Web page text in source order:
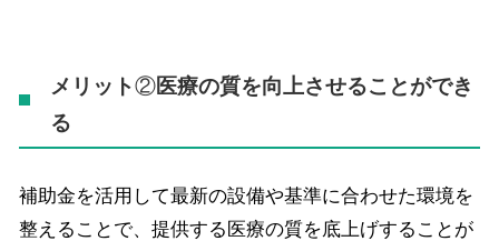
メリット②医療の質を向上させることができ
る
補助金を活用して最新の設備や基準に合わせた環境を
整えることで、提供する医療の質を底上げすることが